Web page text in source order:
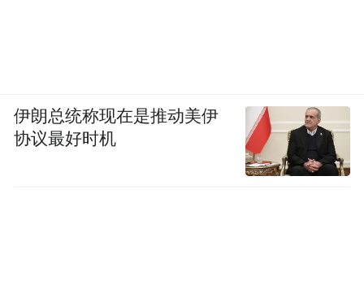
伊朗总统称现在是推动美伊
协议最好时机